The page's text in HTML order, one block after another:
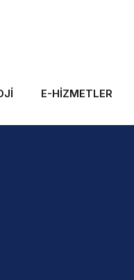
E-HİZMETLER